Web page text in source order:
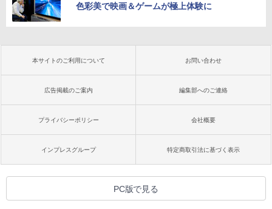
色彩美で映画＆ゲームが極上体験に
本サイトのご利用について お問い合わせ
広告掲載のご案内 編集部へのご連絡
プライバシーポリシー 会社概要
インプレスグループ 特定商取引法に基づく表示
PC版で見る